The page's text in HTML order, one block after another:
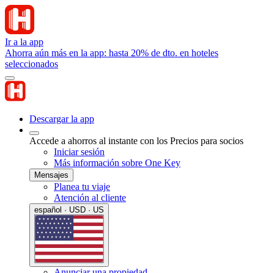
Ir a la app
Ahorra aún más en la app: hasta 20% de dto. en hoteles
seleccionados
Descargar la app
Accede a ahorros al instante con los Precios para socios
Iniciar sesión
Más información sobre One Key
Mensajes
Planea tu viaje
Atención al cliente
español · USD · US